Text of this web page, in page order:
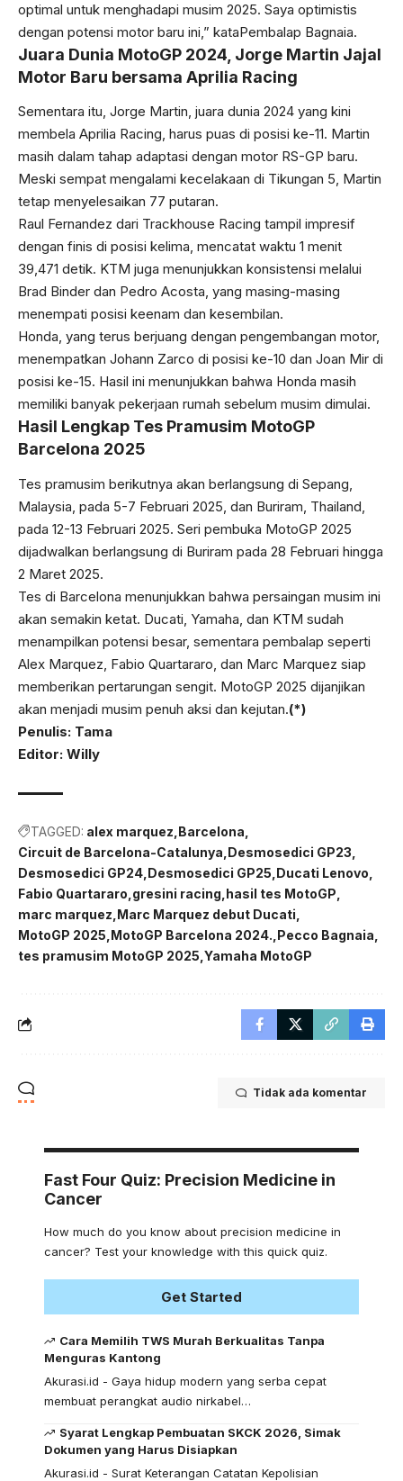
optimal untuk menghadapi musim 2025. Saya optimistis
dengan potensi motor baru ini,” kataPembalap Bagnaia.
Juara Dunia MotoGP 2024, Jorge Martin Jajal
Motor Baru bersama Aprilia Racing
Sementara itu, Jorge Martin, juara dunia 2024 yang kini
membela Aprilia Racing, harus puas di posisi ke-11. Martin
masih dalam tahap adaptasi dengan motor RS-GP baru.
Meski sempat mengalami kecelakaan di Tikungan 5, Martin
tetap menyelesaikan 77 putaran.
Raul Fernandez dari Trackhouse Racing tampil impresif
dengan finis di posisi kelima, mencatat waktu 1 menit
39,471 detik. KTM juga menunjukkan konsistensi melalui
Brad Binder dan Pedro Acosta, yang masing-masing
menempati posisi keenam dan kesembilan.
Honda, yang terus berjuang dengan pengembangan motor,
menempatkan Johann Zarco di posisi ke-10 dan Joan Mir di
posisi ke-15. Hasil ini menunjukkan bahwa Honda masih
memiliki banyak pekerjaan rumah sebelum musim dimulai.
Hasil Lengkap Tes Pramusim MotoGP
Barcelona 2025
Tes pramusim berikutnya akan berlangsung di Sepang,
Malaysia, pada 5-7 Februari 2025, dan Buriram, Thailand,
pada 12-13 Februari 2025. Seri pembuka MotoGP 2025
dijadwalkan berlangsung di Buriram pada 28 Februari hingga
2 Maret 2025.
Tes di Barcelona menunjukkan bahwa persaingan musim ini
akan semakin ketat. Ducati, Yamaha, dan KTM sudah
menampilkan potensi besar, sementara pembalap seperti
Alex Marquez, Fabio Quartararo, dan Marc Marquez siap
memberikan pertarungan sengit. MotoGP 2025 dijanjikan
akan menjadi musim penuh aksi dan kejutan.(*)
Penulis: Tama
Editor: Willy
TAGGED: alex marquez Barcelona
Circuit de Barcelona-Catalunya Desmosedici GP23
Desmosedici GP24 Desmosedici GP25 Ducati Lenovo
Fabio Quartararo gresini racing hasil tes MotoGP
marc marquez Marc Marquez debut Ducati
MotoGP 2025 MotoGP Barcelona 2024. Pecco Bagnaia
tes pramusim MotoGP 2025 Yamaha MotoGP
Tidak ada komentar
Fast Four Quiz: Precision Medicine in
Cancer
How much do you know about precision medicine in
cancer? Test your knowledge with this quick quiz.
Get Started
Cara Memilih TWS Murah Berkualitas Tanpa
Menguras Kantong
Akurasi.id - Gaya hidup modern yang serba cepat
membuat perangkat audio nirkabel…
Syarat Lengkap Pembuatan SKCK 2026, Simak
Dokumen yang Harus Disiapkan
Akurasi.id - Surat Keterangan Catatan Kepolisian